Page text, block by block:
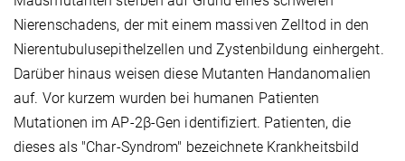
Nierenschadens, der mit einem massiven Zelltod in den
Nierentubulusepithelzellen und Zystenbildung einhergeht.
Darüber hinaus weisen diese Mutanten Handanomalien
auf. Vor kurzem wurden bei humanen Patienten
Mutationen im AP-2β-Gen identifiziert. Patienten, die
dieses als "Char-Syndrom" bezeichnete Krankheitsbild